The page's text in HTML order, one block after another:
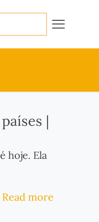
|
hoje. Ela
Read more